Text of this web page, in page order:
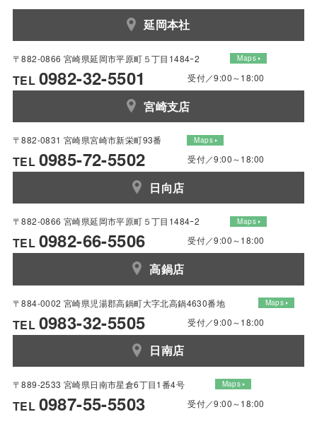
延岡本社
〒882-0866 宮崎県延岡市平原町５丁目1484ｰ2 Maps
TEL 0982-32-5501 受付／9:00～18:00
宮崎支店
〒882-0831 宮崎県宮崎市新栄町93番 Maps
TEL 0985-72-5502 受付／9:00～18:00
日向店
〒882-0866 宮崎県延岡市平原町５丁目1484ｰ2 Maps
TEL 0982-66-5506 受付／9:00～18:00
高鍋店
〒884-0002 宮崎県児湯郡高鍋町大字北高鍋4630番地 Maps
TEL 0983-32-5505 受付／9:00～18:00
日南店
〒889-2533 宮崎県日南市星倉6丁目1番4号 Maps
TEL 0987-55-5503 受付／9:00～18:00